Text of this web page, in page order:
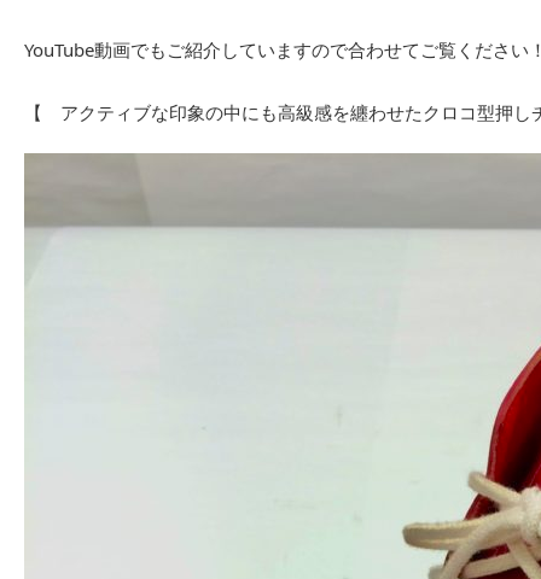
YouTube動画でもご紹介していますので合わせてご覧ください
【 アクティブな印象の中にも高級感を纏わせたクロコ型押